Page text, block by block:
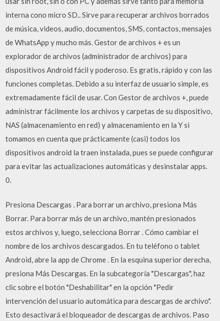
interna cono micro SD.. Sirve para recuperar archivos borrados
de música, videos, audio, documentos, SMS, contactos, mensajes
de WhatsApp y mucho más. Gestor de archivos + es un
explorador de archivos (administrador de archivos) para
dispositivos Android fácil y poderoso. Es gratis, rápido y con las
funciones completas. Debido a su interfaz de usuario simple, es
extremadamente fácil de usar. Con Gestor de archivos +, puede
administrar fácilmente los archivos y carpetas de su dispositivo,
NAS (almacenamiento en red) y almacenamiento en la Y si
tomamos en cuenta que prácticamente (casi) todos los
dispositivos android la traen instalada, pues se puede configurar
para evitar las actualizaciones automáticas y desinstalar apps.
0.
Presiona Descargas . Para borrar un archivo, presiona Más
Borrar. Para borrar más de un archivo, mantén presionados
estos archivos y, luego, selecciona Borrar . Cómo cambiar el
nombre de los archivos descargados. En tu teléfono o tablet
Android, abre la app de Chrome . En la esquina superior derecha,
presiona Más Descargas. En la subcategoría "Descargas", haz
clic sobre el botón "Deshabilitar" en la opción "Pedir
intervención del usuario automática para descargas de archivo".
Esto desactivará el bloqueador de descargas de archivos. Paso